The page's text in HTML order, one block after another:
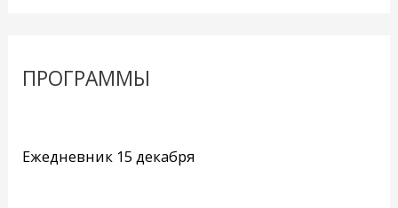
ПРОГРАММЫ
Ежедневник 15 декабря